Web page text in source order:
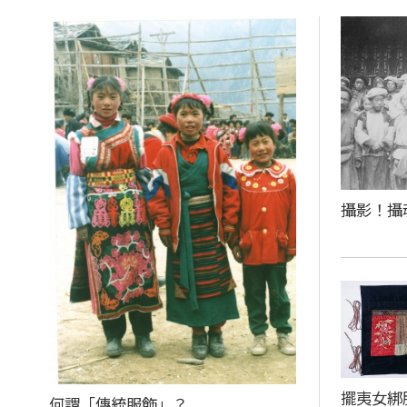
攝影！攝
擺夷女綁